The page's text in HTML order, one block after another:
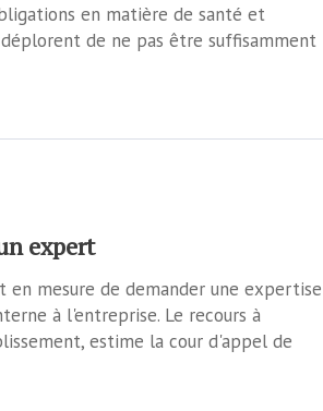
en matière de santé et
de ne pas être suffisamment
expert
en mesure de demander une expertise
à l'entreprise. Le recours à
estime la cour d'appel de